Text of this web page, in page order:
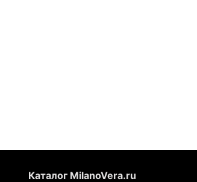
Каталог MilanoVera.ru